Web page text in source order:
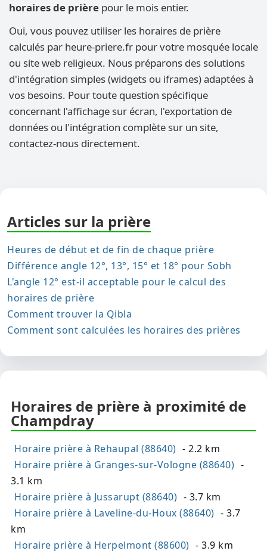
horaires de prière pour le mois entier.
Oui, vous pouvez utiliser les horaires de prière
calculés par heure-priere.fr pour votre mosquée locale
ou site web religieux. Nous préparons des solutions
d'intégration simples (widgets ou iframes) adaptées à
vos besoins. Pour toute question spécifique
concernant l'affichage sur écran, l'exportation de
données ou l'intégration complète sur un site,
contactez-nous directement.
Articles sur la prière
Heures de début et de fin de chaque prière
Différence angle 12°, 13°, 15° et 18° pour Sobh
L'angle 12° est-il acceptable pour le calcul des
horaires de prière
Comment trouver la Qibla
Comment sont calculées les horaires des prières
Horaires de prière à proximité de
Champdray
Horaire prière à Rehaupal (88640) - 2.2 km
Horaire prière à Granges-sur-Vologne (88640) -
3.1 km
Horaire prière à Jussarupt (88640) - 3.7 km
Horaire prière à Laveline-du-Houx (88640) - 3.7
km
Horaire prière à Herpelmont (88600) - 3.9 km